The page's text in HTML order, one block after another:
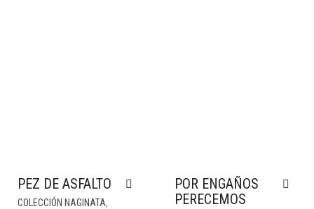
PEZ DE ASFALTO
COLECCIÓN NAGINATA,
POR ENGAÑOS
PERECEMOS